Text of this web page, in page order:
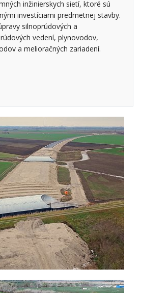
inžinierskych sietí, ktoré sú
investíciami predmetnej stavby.
silnoprúdových a
vedení, plynovodov,
a melioračných zariadení.